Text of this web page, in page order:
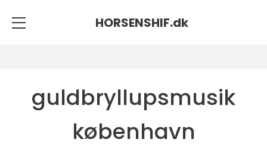
HORSENSHIF.dk
guldbryllupsmusik
københavn